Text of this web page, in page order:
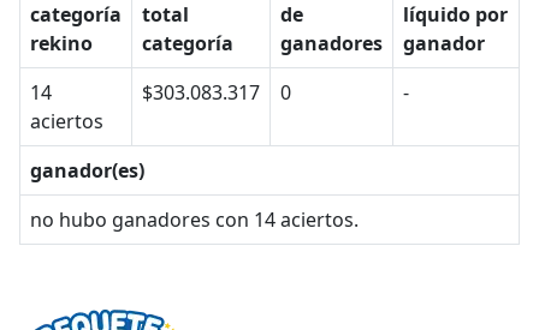
categoría
rekino
total
categoría
de
ganadores
líquido por
ganador
14
aciertos
$303.083.317 0 -
ganador(es)
no hubo ganadores con 14 aciertos.